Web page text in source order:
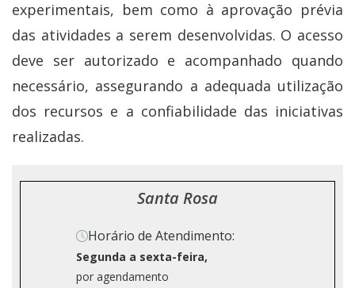
experimentais, bem como à aprovação prévia
das atividades a serem desenvolvidas. O acesso
deve ser autorizado e acompanhado quando
necessário, assegurando a adequada utilização
dos recursos e a confiabilidade das iniciativas
realizadas.
Santa Rosa
Horário de Atendimento:
Segunda a sexta-feira,
por agendamento